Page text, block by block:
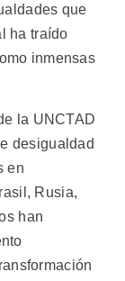
que
ha traído
inmensas
la UNCTAD
desigualdad
en
Rusia,
han